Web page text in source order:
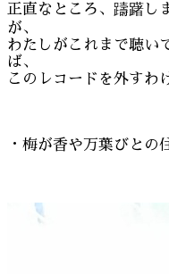
正直なところ、躊躇し
が、
わたしがこれまで聴い
ば、
このレコードを外すわ
・梅が香や万葉びと